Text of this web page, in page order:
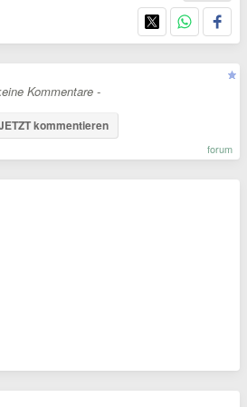
Kommentare -
kommentieren
forum